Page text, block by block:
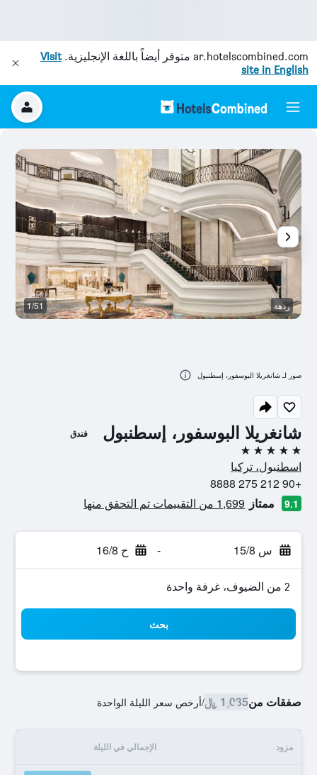
ar.hotelscombined.com متوفر أيضاً باللغة الإنجليزية.Visit
site in English
شانغريلا البوسفور، إسطنبول فندق
5 نجوم
اسطنبول، تركيا
+90 212 275 8888
9.1 ممتاز 1,699 من التقييمات تم التحقق منها
س 15/8 - ح 16/8
2 من الضيوف، غرفة واحدة
بحث
صفقات من1,035 ﷼ /أرخص سعر الليلة الواحدة
مزود الإجمالي في الليلة
ردهة 1/51
صور لـ شانغريلا البوسفور، إسطنبول